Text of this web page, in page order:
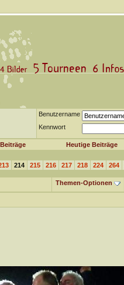
Benutzername
Kennwort
Heutige Beiträge
214 215 216 217 218 224 264
Themen-Optionen